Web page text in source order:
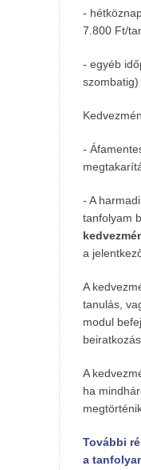
-
7.800 Ft/
- egyéb
-
- A
tanfolyam
a
A
tanulás,
modul
A
ha
További
a